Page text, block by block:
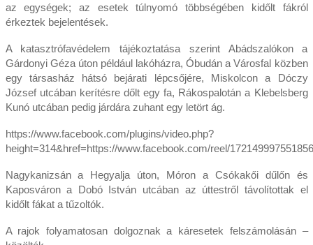
az egységek; az esetek túlnyomó többségében kidőlt fákról
érkeztek bejelentések.
A katasztrófavédelem tájékoztatása szerint Abádszalókon a
Gárdonyi Géza úton például lakóházra, Óbudán a Városfal közben
egy társasház hátsó bejárati lépcsőjére, Miskolcon a Dóczy
József utcában kerítésre dőlt egy fa, Rákospalotán a Klebelsberg
Kunó utcában pedig járdára zuhant egy letört ág.
https://www.facebook.com/plugins/video.php?
height=314&href=https://www.facebook.com/reel/
Nagykanizsán a Hegyalja úton, Móron a Csókakői dűlőn és
Kaposváron a Dobó István utcában az úttestről távolítottak el
kidőlt fákat a tűzoltók.
A rajok folyamatosan dolgoznak a káresetek felszámolásán –